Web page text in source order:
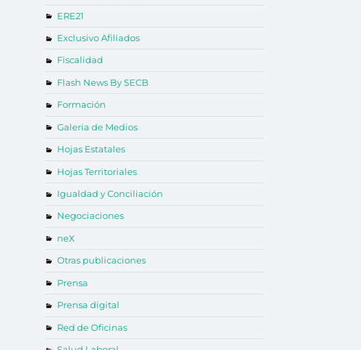
ERE21
Exclusivo Afiliados
Fiscalidad
Flash News By SECB
Formación
Galeria de Medios
Hojas Estatales
Hojas Territoriales
Igualdad y Conciliación
Negociaciones
neX
Otras publicaciones
Prensa
Prensa digital
Red de Oficinas